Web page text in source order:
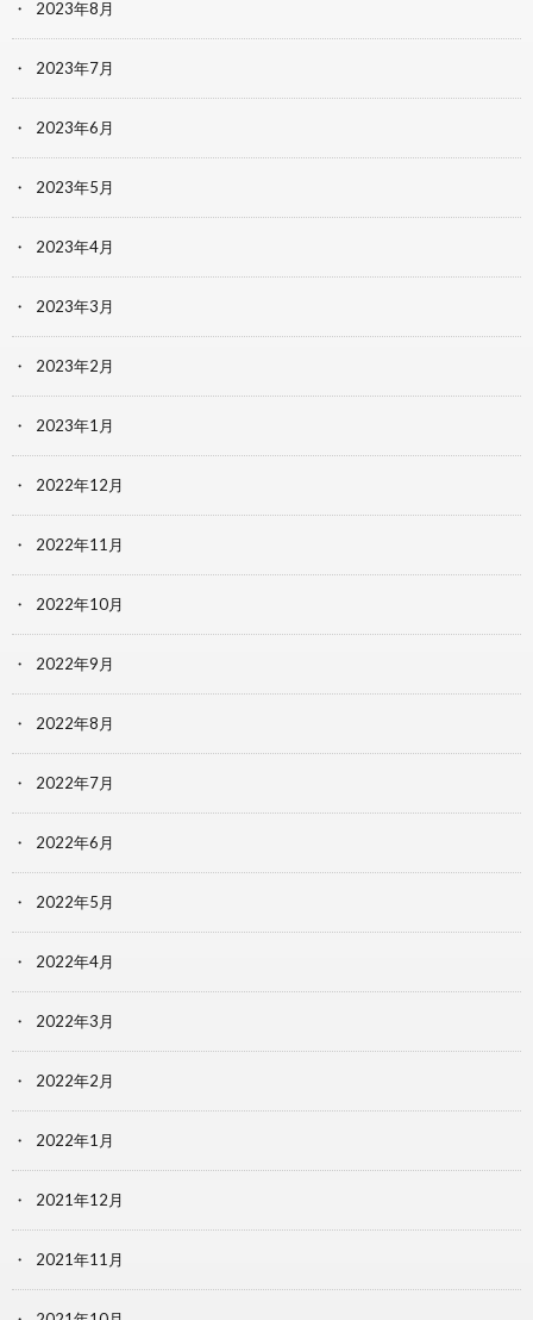
2023年8月
2023年7月
2023年6月
2023年5月
2023年4月
2023年3月
2023年2月
2023年1月
2022年12月
2022年11月
2022年10月
2022年9月
2022年8月
2022年7月
2022年6月
2022年5月
2022年4月
2022年3月
2022年2月
2022年1月
2021年12月
2021年11月